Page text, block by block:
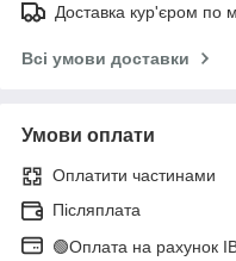
Доставка кур'єром по
Всі умови доставки
Умови оплати
Оплатити частинами
Післяплата
🟢Оплата на рахунок